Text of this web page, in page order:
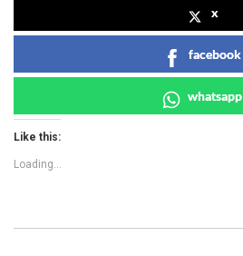
x
facebook
whatsapp
Like this:
Loading...